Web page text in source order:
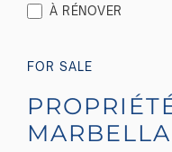
À RÉNOVER
FOR SALE
MARBELLA